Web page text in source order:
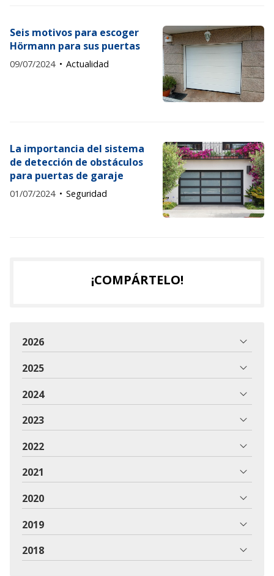
Seis motivos para escoger
Hörmann para sus puertas
09/07/2024 Actualidad
La importancia del sistema
de detección de obstáculos
para puertas de garaje
01/07/2024 Seguridad
¡COMPÁRTELO!
2026
2025
2024
2023
2022
2021
2020
2019
2018